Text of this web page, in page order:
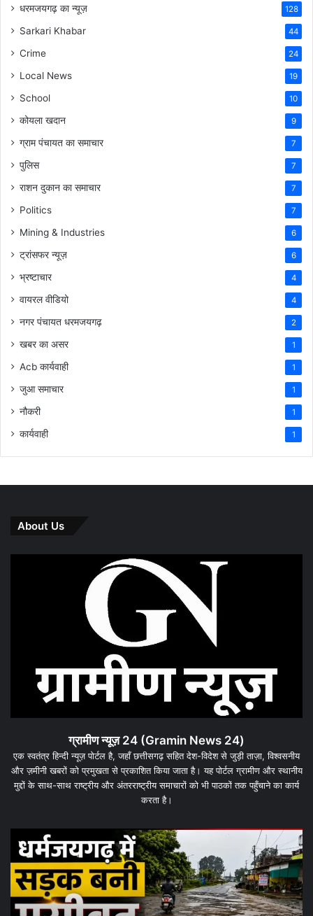
धरमजयगढ़ का न्यूज़ 128
Sarkari Khabar 44
Crime 24
Local News 19
School 10
कोयला खदान 9
ग्राम पंचायत का समाचार 7
पुलिस 7
राशन दुकान का समाचार 7
Politics 7
Mining & Industries 6
ट्रांसफर न्यूज़ 6
भ्रष्टाचार 4
वायरल वीडियो 4
नगर पंचायत धरमजयगढ़ 2
खबर का असर 1
Acb कार्यवाही 1
जुआ समाचार 1
नौकरी 1
कार्यवाही 1
About Us
ग्रामीण न्यूज़ 24 (Gramin News 24)
एक स्वतंत्र हिन्दी न्यूज़ पोर्टल है, जहाँ छत्तीसगढ़ सहित देश-विदेश से जुड़ी ताज़ा, विश्वसनीय
और ज़मीनी खबरों को प्रमुखता से प्रकाशित किया जाता है। यह पोर्टल ग्रामीण और स्थानीय
मुद्दों के साथ-साथ राष्ट्रीय और अंतरराष्ट्रीय समाचारों को भी पाठकों तक पहुँचाने का कार्य
करता है।
धरमजयगढ़
मलेरिया
अलर्ट:
स्वास्थ्य
विभाग
के
पर
बड़ा